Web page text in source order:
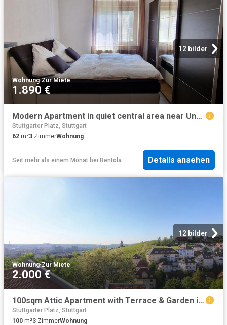
12 bilder
Wohnung·Zur Miete
1.890 €
Modern Apartment in quiet central area near Underground Station and Supermarket
Stuttgarter Platz, Stuttgart
62 m²3 ZimmerWohnung
Seit mehr als einem Monat bei Rentola Details ansehen
12 bilder
Wohnung·Zur Miete
2.000 €
100sqm Attic Apartment with Terrace & Garden in the Vineyards
Stuttgarter Platz, Stuttgart
100 m²3 ZimmerWohnung